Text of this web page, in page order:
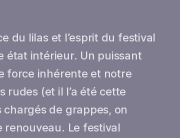
du lilas et l’esprit du festival
état intérieur. Un puissant
force inhérente et notre
rudes (et il l’a été cette
de grappes, on
renouveau. Le festival